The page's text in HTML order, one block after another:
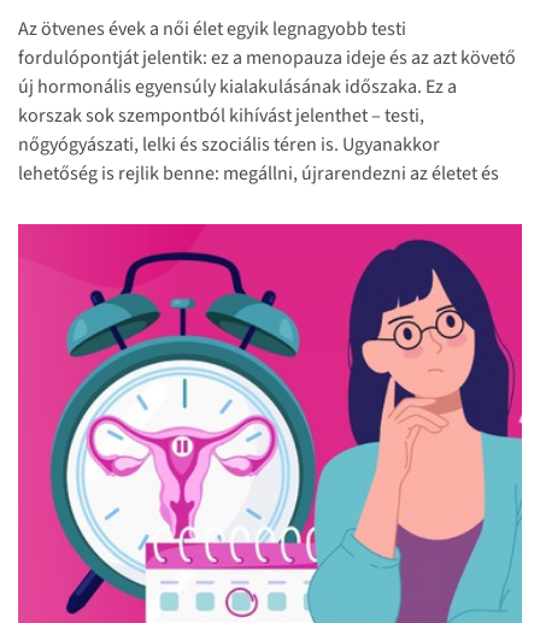
Az ötvenes évek a női élet egyik legnagyobb testi
fordulópontját jelentik: ez a menopauza ideje és az azt követő
új hormonális egyensúly kialakulásának időszaka. Ez a
korszak sok szempontból kihívást jelenthet – testi,
nőgyógyászati, lelki és szociális téren is. Ugyanakkor
lehetőség is rejlik benne: megállni, újrarendezni az életet és